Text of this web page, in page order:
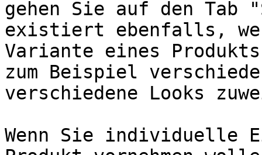
gehen Sie auf den Tab
existiert ebenfalls,
Variante eines
zum Beispiel
verschiedene Looks
Wenn Sie individuelle